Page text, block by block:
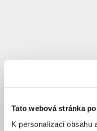
Tato webová stránka
K personalizaci obsahu